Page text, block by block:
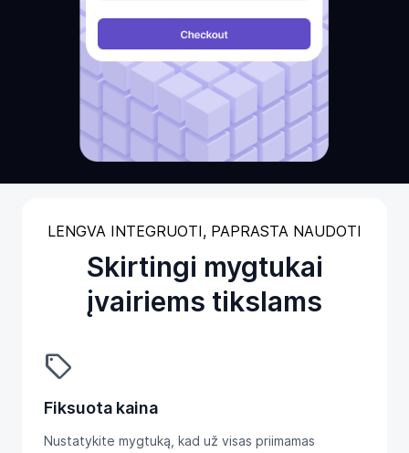
LENGVA INTEGRUOTI, PAPRASTA NAUDOTI
Skirtingi mygtukai
įvairiems tikslams
sell
Fiksuota kaina
Nustatykite mygtuką, kad už visas priimamas